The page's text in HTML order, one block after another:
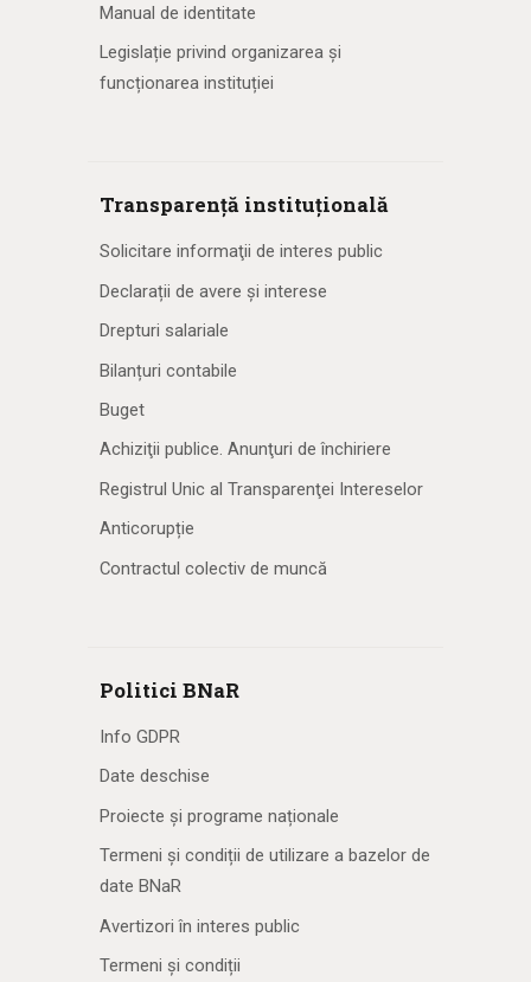
Manual de identitate
Legislație privind organizarea și
funcționarea instituției
Transparență instituțională
Solicitare informaţii de interes public
Declarații de avere și interese
Drepturi salariale
Bilanțuri contabile
Buget
Achiziţii publice. Anunţuri de închiriere
Registrul Unic al Transparenţei Intereselor
Anticorupție
Contractul colectiv de muncă
Politici BNaR
Info GDPR
Date deschise
Proiecte și programe naționale
Termeni și condiții de utilizare a bazelor de
date BNaR
Avertizori în interes public
Termeni și condiții